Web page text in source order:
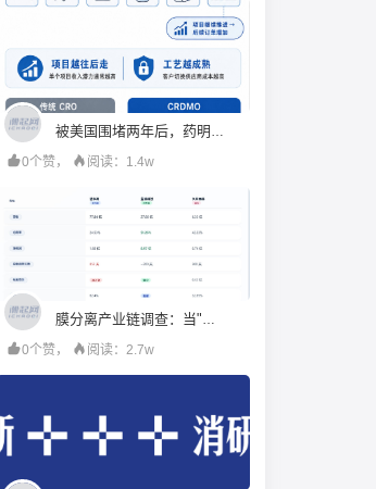
0个赞，
阅读：1.4w
膜分离产业链调查：当"工程商"试图变成"材料商"，谁赚到了钱？
0个赞，
阅读：2.7w